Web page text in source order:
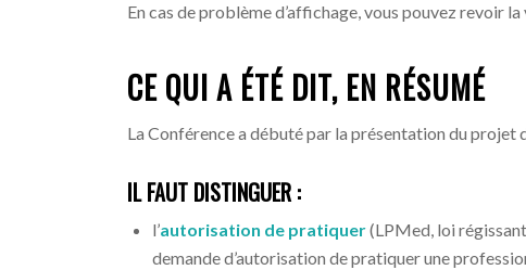
En cas de problème d’affichage, vous pouvez revoir
CE QUI A ÉTÉ DIT, EN RÉSUMÉ
La Conférence a débuté par la présentation du projet
IL FAUT DISTINGUER :
l’autorisation de pratiquer(LPMed, loi
demande d’autorisation de pratiquer une